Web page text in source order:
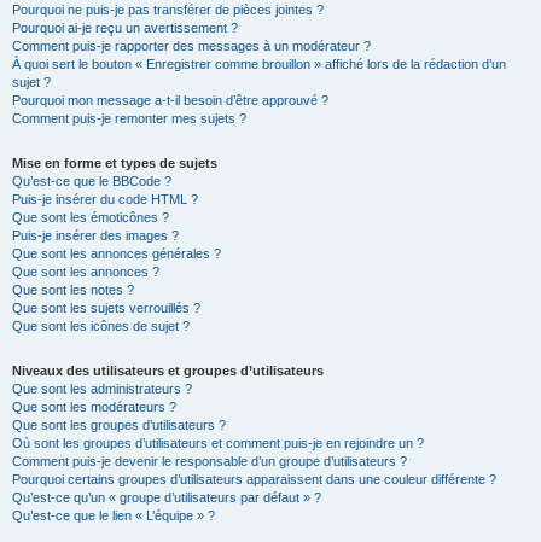
Pourquoi ne puis-je pas transférer de pièces jointes ?
Pourquoi ai-je reçu un avertissement ?
Comment puis-je rapporter des messages à un modérateur ?
À quoi sert le bouton « Enregistrer comme brouillon » affiché lors de la rédaction d’un
sujet ?
Pourquoi mon message a-t-il besoin d’être approuvé ?
Comment puis-je remonter mes sujets ?
Mise en forme et types de sujets
Qu’est-ce que le BBCode ?
Puis-je insérer du code HTML ?
Que sont les émoticônes ?
Puis-je insérer des images ?
Que sont les annonces générales ?
Que sont les annonces ?
Que sont les notes ?
Que sont les sujets verrouillés ?
Que sont les icônes de sujet ?
Niveaux des utilisateurs et groupes d’utilisateurs
Que sont les administrateurs ?
Que sont les modérateurs ?
Que sont les groupes d’utilisateurs ?
Où sont les groupes d’utilisateurs et comment puis-je en rejoindre un ?
Comment puis-je devenir le responsable d’un groupe d’utilisateurs ?
Pourquoi certains groupes d’utilisateurs apparaissent dans une couleur différente ?
Qu’est-ce qu’un « groupe d’utilisateurs par défaut » ?
Qu’est-ce que le lien « L’équipe » ?